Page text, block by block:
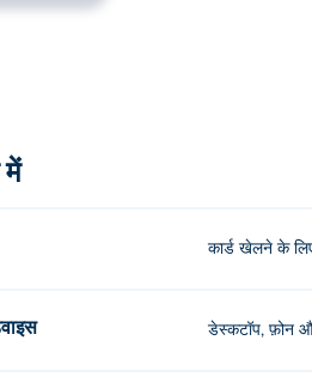
Clash खेल सकते हैं। Royal Card Clash
कार्ड खेलने के
डेस्कटॉप, फ़ोन